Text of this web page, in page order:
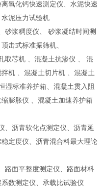
氧化钙快速测定仪、水泥快速
泥压力试验机
砂浆稠度仪、 砂浆凝结时间测
击式标准振筛机、
取芯机 、混凝土抗渗仪 、 混
机 、混凝土切片机 、混凝土
湿标准养护箱、混凝土贯入阻
膨胀仪 、混凝土加速养护箱
、沥青软化点测定仪、沥青延
定度仪、沥青混合料最大理论
路面平整度测定仪、路面材料
数测定仪、承载比试验仪